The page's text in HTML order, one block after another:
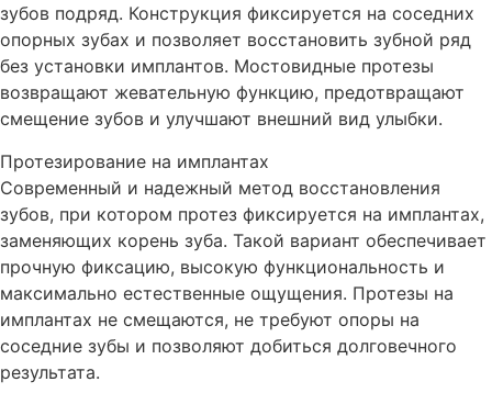
зубов подряд. Конструкция фиксируется на соседних
опорных зубах и позволяет восстановить зубной ряд
без установки имплантов. Мостовидные протезы
возвращают жевательную функцию, предотвращают
смещение зубов и улучшают внешний вид улыбки.
Протезирование на имплантах
Современный и надежный метод восстановления
зубов, при котором протез фиксируется на имплантах,
заменяющих корень зуба. Такой вариант обеспечивает
прочную фиксацию, высокую функциональность и
максимально естественные ощущения. Протезы на
имплантах не смещаются, не требуют опоры на
соседние зубы и позволяют добиться долговечного
результата.